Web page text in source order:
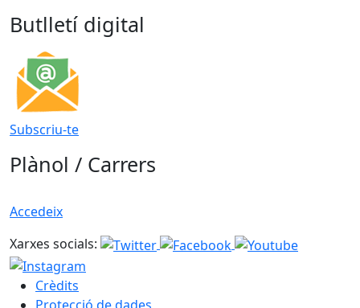
Butlletí digital
Subscriu-te
Plànol / Carrers
Accedeix
Xarxes socials:
Crèdits
Protecció de dades